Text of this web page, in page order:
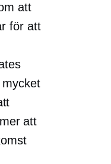
att
för att
att